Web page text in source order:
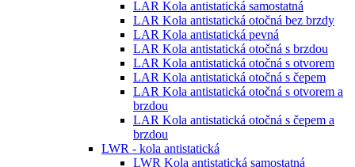
LAR Kola antistatická samostatná
LAR Kola antistatická otočná bez brzdy
LAR Kola antistatická pevná
LAR Kola antistatická otočná s brzdou
LAR Kola antistatická otočná s otvorem
LAR Kola antistatická otočná s čepem
LAR Kola antistatická otočná s otvorem a
brzdou
LAR Kola antistatická otočná s čepem a
brzdou
LWR - kola antistatická
LWR Kola antistatická samostatná